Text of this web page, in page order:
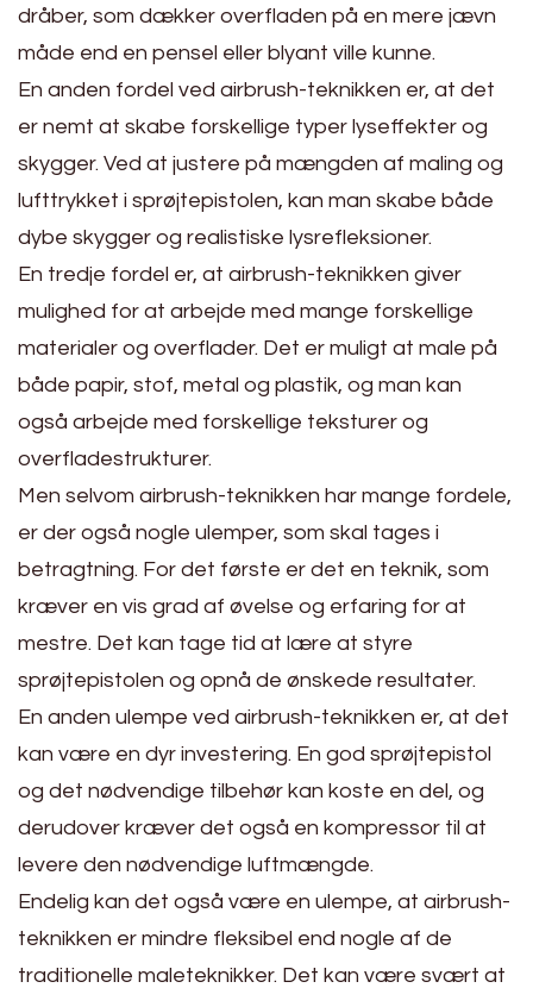
dråber, som dækker overfladen på en mere jævn
måde end en pensel eller blyant ville kunne.
En anden fordel ved airbrush-teknikken er, at det
er nemt at skabe forskellige typer lyseffekter og
skygger. Ved at justere på mængden af maling og
lufttrykket i sprøjtepistolen, kan man skabe både
dybe skygger og realistiske lysrefleksioner.
En tredje fordel er, at airbrush-teknikken giver
mulighed for at arbejde med mange forskellige
materialer og overflader. Det er muligt at male på
både papir, stof, metal og plastik, og man kan
også arbejde med forskellige teksturer og
overfladestrukturer.
Men selvom airbrush-teknikken har mange fordele,
er der også nogle ulemper, som skal tages i
betragtning. For det første er det en teknik, som
kræver en vis grad af øvelse og erfaring for at
mestre. Det kan tage tid at lære at styre
sprøjtepistolen og opnå de ønskede resultater.
En anden ulempe ved airbrush-teknikken er, at det
kan være en dyr investering. En god sprøjtepistol
og det nødvendige tilbehør kan koste en del, og
derudover kræver det også en kompressor til at
levere den nødvendige luftmængde.
Endelig kan det også være en ulempe, at airbrush-
teknikken er mindre fleksibel end nogle af de
traditionelle maleteknikker. Det kan være svært at